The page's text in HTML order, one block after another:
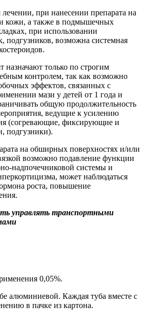
при нанесении препарата на
кожи, а также в подмышечных
при использовании
подгузников, возможна системная
назначают только по строгим
контролем, так как возможно
эффектов, связанных с
мази у детей от 1 года и
общую продолжительность
ведущие к усилению
(согревающие, фиксирующие и
подгузники).
на обширных поверхностях и/или
возможно подавление функции
надпочечниковой системы и
может наблюдаться
роста, повышение
управлять транспортными
0,05%.
алюминиевой. Каждая туба вместе с
в пачке из картона.